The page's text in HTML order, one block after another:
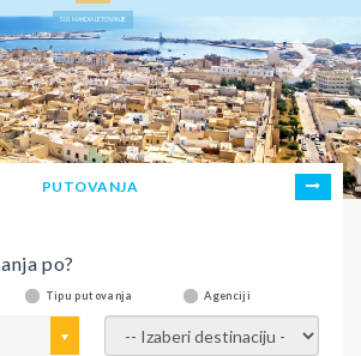
SUS MAHDIA LETOVANJE
PUTOVANJA
po?
Tipu putovanja Agenciji
- izaberi destinaciju -